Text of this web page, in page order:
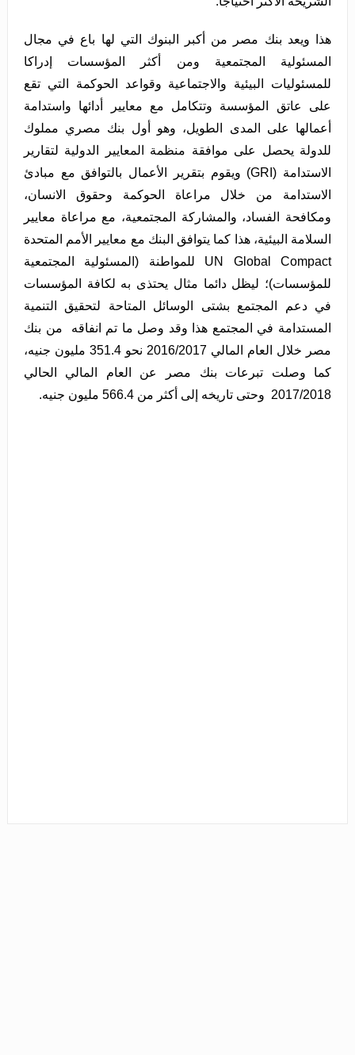
هذا ويعد بنك مصر من أكبر البنوك التي لها باع في مجال
المسئولية المجتمعية ومن أكثر المؤسسات إدراكا
للمسئوليات البيئية والاجتماعية وقواعد الحوكمة التي تقع
على عاتق المؤسسة وتتكامل مع معايير أدائها واستدامة
أعمالها على المدى الطويل، وهو أول بنك مصري مملوك
للدولة يحصل على موافقة منظمة المعايير الدولية لتقارير
الاستدامة (GRI) ويقوم بتقرير الأعمال بالتوافق مع مبادئ
الاستدامة من خلال مراعاة الحوكمة وحقوق الانسان،
ومكافحة الفساد، والمشاركة المجتمعية، مع مراعاة معايير
السلامة البيئية، هذا كما يتوافق البنك مع معايير الأمم المتحدة
UN Global Compact للمواطنة (المسئولية المجتمعية
للمؤسسات)؛ ليظل دائما مثال يحتذى به لكافة المؤسسات
في دعم المجتمع بشتى الوسائل المتاحة لتحقيق التنمية
المستدامة في المجتمع هذا وقد وصل ما تم انفاقه من بنك
مصر خلال العام المالي 2016/2017 نحو 351.4 مليون جنيه،
كما وصلت تبرعات بنك مصر عن العام المالي الحالي
2017/2018 وحتى تاريخه إلى أكثر من 566.4 مليون جنيه.